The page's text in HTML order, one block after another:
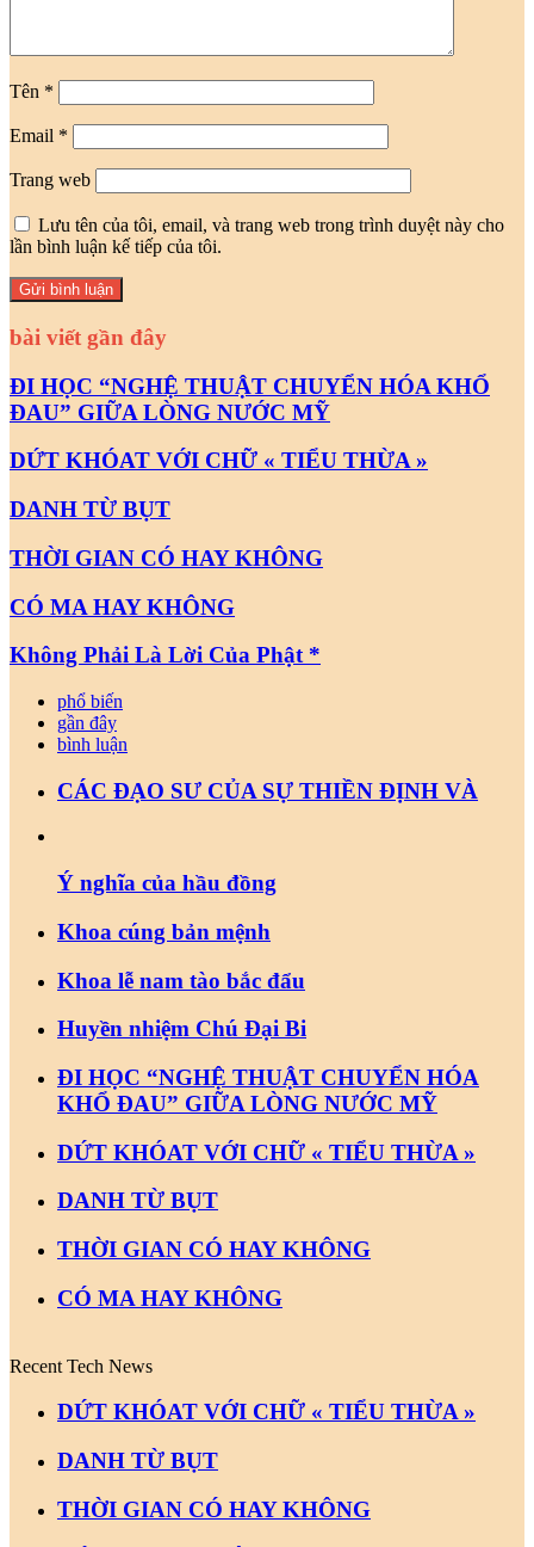
Tên *
Email *
Trang web
Lưu tên của tôi, email, và trang web trong trình duyệt này cho
lần bình luận kế tiếp của tôi.
bài viết gần đây
ĐI HỌC “NGHỆ THUẬT CHUYỂN HÓA KHỔ
ĐAU” GIỮA LÒNG NƯỚC MỸ
DỨT KHÓAT VỚI CHỮ « TIỂU THỪA »
DANH TỪ BỤT
THỜI GIAN CÓ HAY KHÔNG
CÓ MA HAY KHÔNG
Không Phải Là Lời Của Phật *
phổ biến
gần đây
bình luận
CÁC ĐẠO SƯ CỦA SỰ THIỀN ĐỊNH VÀ
Ý nghĩa của hầu đồng
Khoa cúng bản mệnh
Khoa lễ nam tào bắc đẩu
Huyền nhiệm Chú Đại Bi
ĐI HỌC “NGHỆ THUẬT CHUYỂN HÓA
KHỔ ĐAU” GIỮA LÒNG NƯỚC MỸ
DỨT KHÓAT VỚI CHỮ « TIỂU THỪA »
DANH TỪ BỤT
THỜI GIAN CÓ HAY KHÔNG
CÓ MA HAY KHÔNG
Recent Tech News
DỨT KHÓAT VỚI CHỮ « TIỂU THỪA »
DANH TỪ BỤT
THỜI GIAN CÓ HAY KHÔNG